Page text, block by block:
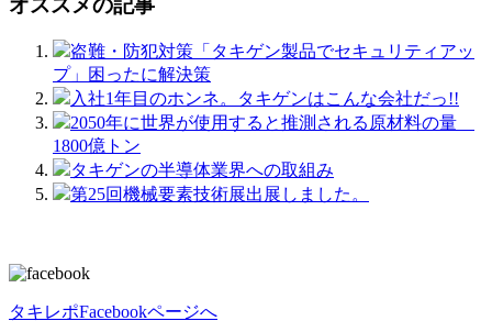
オススメの記事
盗難・防犯対策「タキゲン製品でセキュリティアッ
プ」困ったに解決策
入社1年目のホンネ。タキゲンはこんな会社だっ!!
2050年に世界が使用すると推測される原材料の量
1800億トン
タキゲンの半導体業界への取組み
第25回機械要素技術展出展しました。
タキレポFacebookページへ